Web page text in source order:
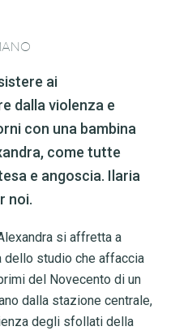
ai
dalla violenza e
con una bambina
come tutte
e angoscia. Ilaria
noi.
si affretta a
dello studio che affaccia
del Novecento di un
dalla stazione centrale,
degli sfollati della